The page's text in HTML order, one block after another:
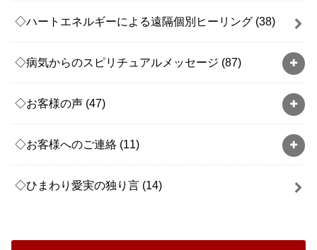
◇ハートエネルギーによる遠隔個別ヒーリング (38)
◇病気からのスピリチュアルメッセージ (87)
◇お客様の声 (47)
◇お客様へのご連絡 (11)
◇ひまわり愛実の独り言 (14)